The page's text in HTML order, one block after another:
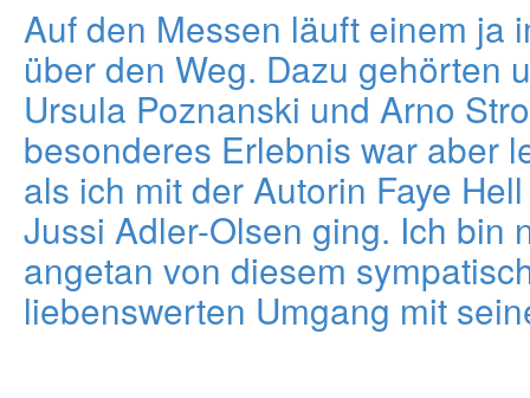
Auf den Messen läuft einem ja
über den Weg. Dazu gehörten
Ursula Poznanski und Arno
besonderes Erlebnis war aber
als ich mit der Autorin Faye
Jussi Adler-Olsen ging. Ich bin
angetan von diesem
liebenswerten Umgang mit